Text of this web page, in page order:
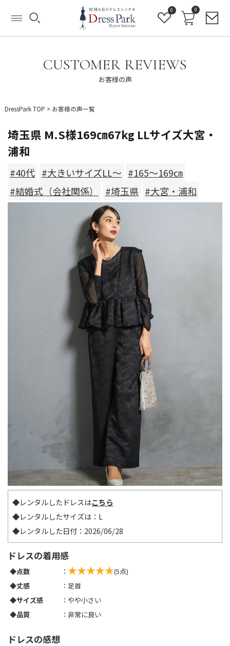
0 0
CUSTOMER REVIEWS
お客様の声
DressPark TOP > お客様の声一覧
埼玉県 M.S様169㎝67kg LLサイズ大宮・
浦和
#40代 #大きいサイズLL～ #165～169㎝
#結婚式（会社関係）
#埼玉県 #大宮・浦和
◆レンタルしたドレスはこちら
◆レンタルしたサイズは：L
◆レンタルした日付：2026/06/28
ドレスの着用感
◆点数 ：
(5点)
◆丈感
：足首
◆サイズ感
：やや小さい
◆品質
：非常に良い
ドレスの感想